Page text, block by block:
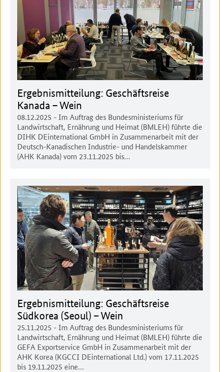
Ergebnismitteilung: Geschäftsreise
Kanada – Wein
08.12.2025 - Im Auftrag des Bundesministeriums für
Landwirtschaft, Ernährung und Heimat (BMLEH) führte die
DIHK DEinternational GmbH in Zusammenarbeit mit der
Deutsch-Kanadischen Industrie- und Handelskammer
(AHK Kanada) vom 23.11.2025 bis…
Ergebnismitteilung: Geschäftsreise
Südkorea (Seoul) – Wein
25.11.2025 - Im Auftrag des Bundesministeriums für
Landwirtschaft, Ernährung und Heimat (BMLEH) führte die
GEFA Exportservice GmbH in Zusammenarbeit mit der
AHK Korea (KGCCI DEinternational Ltd.) vom 17.11.2025
bis 19.11.2025 eine…